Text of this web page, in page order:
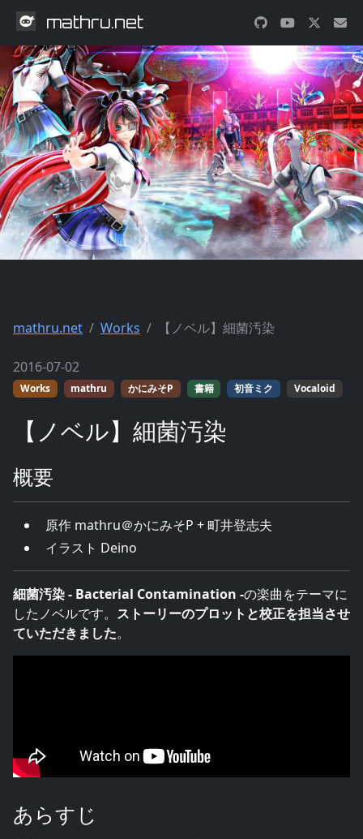
mathru.net
mathru.net Works 【ノベル】細菌汚染
2016-07-02
Works mathru かにみそP 書籍 初音ミク Vocaloid
【ノベル】細菌汚染
概要
原作 mathru＠かにみそP + 町井登志夫
イラスト Deino
細菌汚染 - Bacterial Contamination -の楽曲をテーマに
したノベルです。 ストーリーのプロットと校正を担当させ
ていただきました。
あらすじ